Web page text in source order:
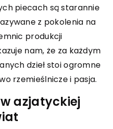
piecach są starannie
z pokolenia na
produkcji
nam, że za każdym
dzieł stoi ogromne
rzemieślnicze i pasja.
azjatyckiej